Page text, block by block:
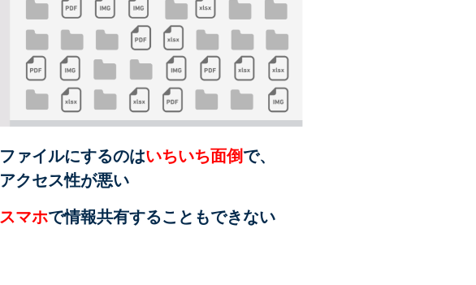
ファイルにするのはいちいち面倒で、
アクセス性が悪い
スマホで情報共有することもできない